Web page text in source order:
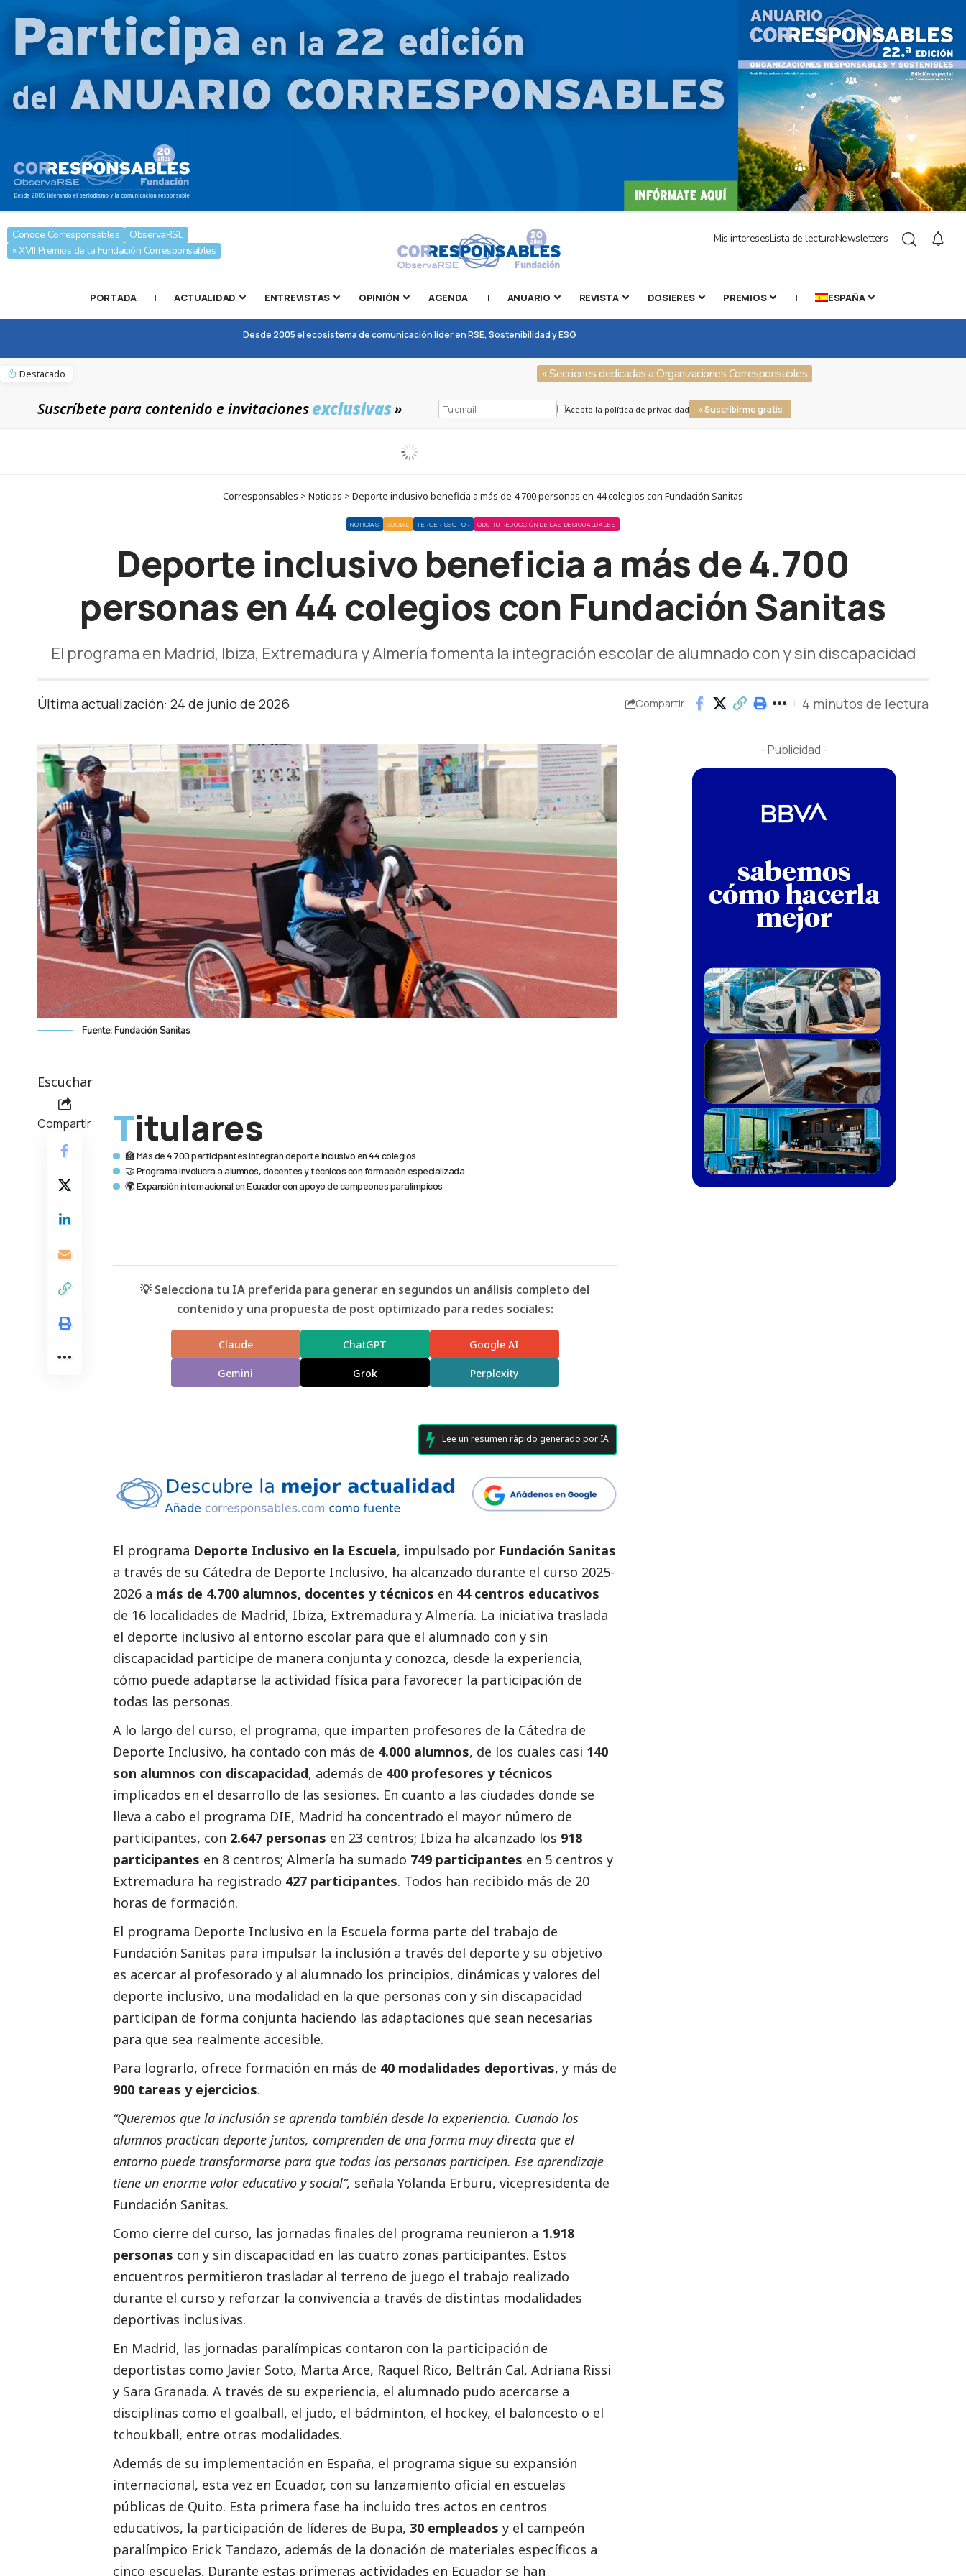
Conoce Corresponsables
ObservaRSE
» XVII Premios de la Fundación Corresponsables
Mis interesesLista de lecturaNewsletters
PORTADA | ACTUALIDAD ENTREVISTAS OPINIÓN AGENDA | ANUARIO REVISTA DOSIERES PREMIOS | ESPAÑA
Desde 2005 el ecosistema de comunicación líder en RSE, Sostenibilidad y ESG
Destacado » Secciones dedicadas a Organizaciones Corresponsables
Suscríbete para contenido e invitacionesexclusivas» Acepto la política de privacidad » Suscribirme gratis
Corresponsables > Noticias > Deporte inclusivo beneficia a más de 4.700 personas en 44 colegios con Fundación Sanitas
NOTICIAS SOCIAL TERCER SECTOR ODS 10 REDUCCIÓN DE LAS DESIGUALDADES
Deporte inclusivo beneficia a más de 4.700
personas en 44 colegios con Fundación Sanitas
El programa en Madrid, Ibiza, Extremadura y Almería fomenta la integración escolar de alumnado con y sin discapacidad
Última actualización: 24 de junio de 2026 Compartir 4 minutos de lectura
Fuente: Fundación Sanitas
Escuchar
Compartir Titulares
🏫 Más de 4.700 participantes integran deporte inclusivo en 44 colegios
🤝 Programa involucra a alumnos, docentes y técnicos con formación especializada
🌍 Expansión internacional en Ecuador con apoyo de campeones paralímpicos
💡 Selecciona tu IA preferida para generar en segundos un análisis completo del
contenido y una propuesta de post optimizado para redes sociales:
Claude ChatGPT Google AI
Gemini Grok Perplexity
Lee un resumen rápido generado por IA
El programa Deporte Inclusivo en la Escuela, impulsado por Fundación Sanitas
a través de su Cátedra de Deporte Inclusivo, ha alcanzado durante el curso 2025-
2026 a más de 4.700 alumnos, docentes y técnicos en 44 centros educativos
de 16 localidades de Madrid, Ibiza, Extremadura y Almería. La iniciativa traslada
el deporte inclusivo al entorno escolar para que el alumnado con y sin
discapacidad participe de manera conjunta y conozca, desde la experiencia,
cómo puede adaptarse la actividad física para favorecer la participación de
todas las personas.
A lo largo del curso, el programa, que imparten profesores de la Cátedra de
Deporte Inclusivo, ha contado con más de 4.000 alumnos, de los cuales casi 140
son alumnos con discapacidad, además de 400 profesores y técnicos
implicados en el desarrollo de las sesiones. En cuanto a las ciudades donde se
lleva a cabo el programa DIE, Madrid ha concentrado el mayor número de
participantes, con 2.647 personas en 23 centros; Ibiza ha alcanzado los 918
participantes en 8 centros; Almería ha sumado 749 participantes en 5 centros y
Extremadura ha registrado 427 participantes. Todos han recibido más de 20
horas de formación.
El programa Deporte Inclusivo en la Escuela forma parte del trabajo de
Fundación Sanitas para impulsar la inclusión a través del deporte y su objetivo
es acercar al profesorado y al alumnado los principios, dinámicas y valores del
deporte inclusivo, una modalidad en la que personas con y sin discapacidad
participan de forma conjunta haciendo las adaptaciones que sean necesarias
para que sea realmente accesible.
Para lograrlo, ofrece formación en más de 40 modalidades deportivas, y más de
900 tareas y ejercicios.
“Queremos que la inclusión se aprenda también desde la experiencia. Cuando los
alumnos practican deporte juntos, comprenden de una forma muy directa que el
entorno puede transformarse para que todas las personas participen. Ese aprendizaje
tiene un enorme valor educativo ysocial”, señala Yolanda Erburu, vicepresidenta de
Fundación Sanitas.
Como cierre del curso, las jornadas finales del programa reunieron a 1.918
personas con y sin discapacidad en las cuatro zonas participantes. Estos
encuentros permitieron trasladar al terreno de juego el trabajo realizado
durante el curso y reforzar la convivencia a través de distintas modalidades
deportivas inclusivas.
En Madrid, las jornadas paralímpicas contaron con la participación de
deportistas como Javier Soto, Marta Arce, Raquel Rico, Beltrán Cal, Adriana Rissi
y Sara Granada. A través de su experiencia, el alumnado pudo acercarse a
disciplinas como el goalball, el judo, el bádminton, el hockey, el baloncesto o el
tchoukball, entre otras modalidades.
Además de su implementación en España, el programa sigue su expansión
internacional, esta vez en Ecuador, con su lanzamiento oficial en escuelas
públicas de Quito. Esta primera fase ha incluido tres actos en centros
educativos, la participación de líderes de Bupa, 30 empleados y el campeón
paralímpico Erick Tandazo, además de la donación de materiales específicos a
cinco escuelas. Durante estas primeras actividades en Ecuador se han
- Publicidad -